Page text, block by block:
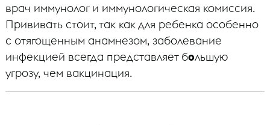
врач иммунолог и иммунологическая комиссия.
Прививать стоит, так как для ребенка особенно
с отягощенным анамнезом, заболевание
инфекцией всегда представляет большую
угрозу, чем вакцинация.